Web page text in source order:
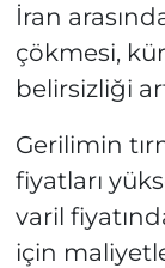
İran
çökmesi,
belirsizliği
Gerilimin
fiyatları
varil
için